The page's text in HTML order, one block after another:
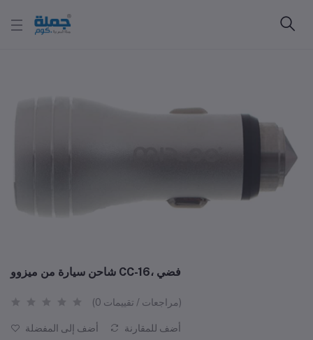
شاحن سيارة من ميزوو CC-16، فضي
(0 مراجعات / تقييمات)
أضف إلى المفضلة أضف للمقارنة